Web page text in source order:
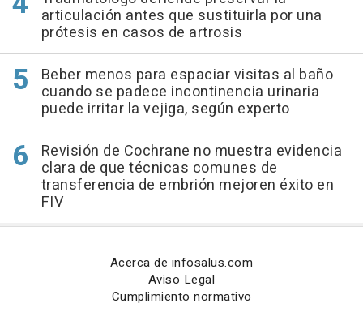
articulación antes que sustituirla por una
prótesis en casos de artrosis
Beber menos para espaciar visitas al baño
cuando se padece incontinencia urinaria
puede irritar la vejiga, según experto
Revisión de Cochrane no muestra evidencia
clara de que técnicas comunes de
transferencia de embrión mejoren éxito en
FIV
Acerca de infosalus.com
Aviso Legal
Cumplimiento normativo